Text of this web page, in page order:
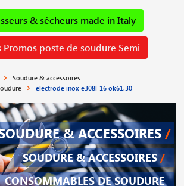
& sécheurs made in Italy
Promos poste de soudure Semi
Soudure & accessoires
electrode inox e308l-16 ok61.30
& ACCESSOIRES /
SOUDURE & ACCESSOIRES /
CONSOMMABLES DE SOUDURE